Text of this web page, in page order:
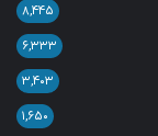
۸,۴۴۵
۶,۳۳۳
۳,۴۰۳
۱,۶۵۰